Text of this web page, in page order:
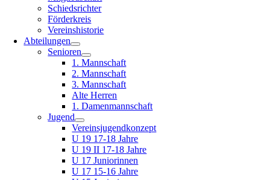
Schiedsrichter
Förderkreis
Vereinshistorie
Abteilungen
Senioren
1. Mannschaft
2. Mannschaft
3. Mannschaft
Alte Herren
1. Damenmannschaft
Jugend
Vereinsjugendkonzept
U 19 17-18 Jahre
U 19 II 17-18 Jahre
U 17 Juniorinnen
U 17 15-16 Jahre